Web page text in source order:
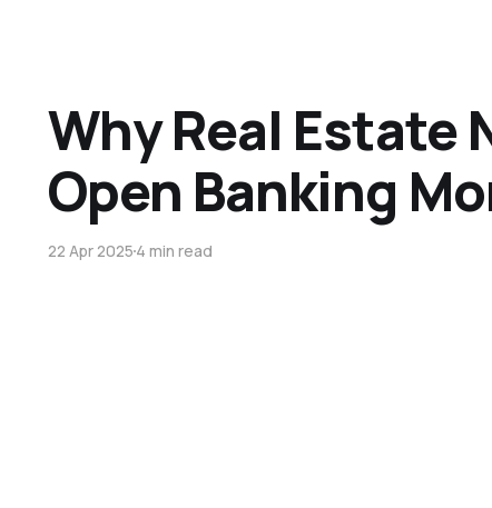
Why Real Estate
Open Banking
22 Apr 20254 min read